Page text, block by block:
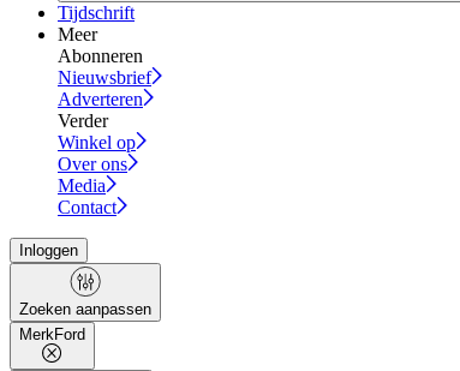
Tijdschrift
Meer
Abonneren
Nieuwsbrief
Adverteren
Verder
Winkel op
Over ons
Media
Contact
Inloggen
Zoeken aanpassen
MerkFord